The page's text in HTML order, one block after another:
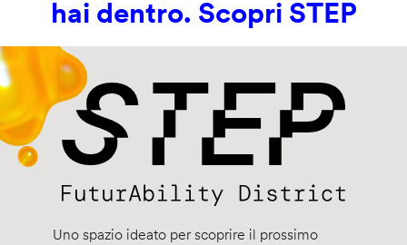
hai dentro. Scopri STEP
Uno spazio ideato per scoprire il prossimo